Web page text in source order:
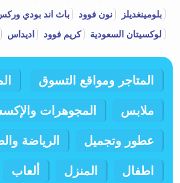
بلومينغديلز
نون فوود باث اند بودي
لوكسيتان السعودية
كريم فوود اديداس
المتاجر ومواقع التسوق
ملابس المجوهرات
عطور وتجميل الرياضة
اطفال المنزل ألعاب